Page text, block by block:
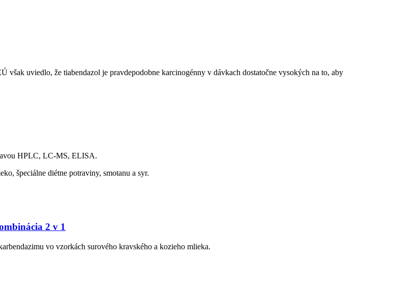
uviedlo, že tiabendazol je pravdepodobne karcinogénny v dávkach dostatočne vysokých na to, aby
HPLC, LC-MS, ELISA.
špeciálne diétne potraviny, smotanu a syr.
2 v 1
vo vzorkách surového kravského a kozieho mlieka.